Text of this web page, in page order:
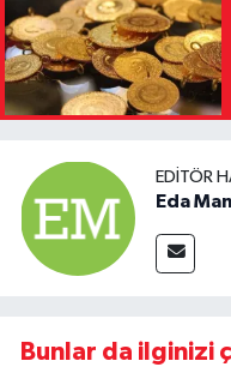
EDITÖR
Eda
Bunlar da ilginizi